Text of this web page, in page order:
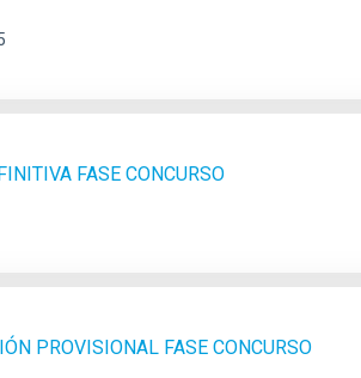
FASE CONCURSO
PROVISIONAL FASE CONCURSO